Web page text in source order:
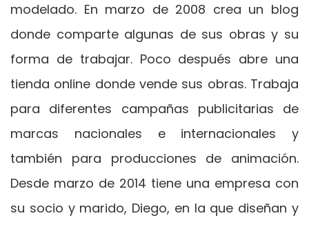
modelado. En marzo de 2008 crea un blog
donde comparte algunas de sus obras y su
forma de trabajar. Poco después abre una
tienda online donde vende sus obras. Trabaja
para diferentes campañas publicitarias de
marcas nacionales e internacionales y
también para producciones de animación.
Desde marzo de 2014 tiene una empresa con
su socio y marido, Diego, en la que diseñan y